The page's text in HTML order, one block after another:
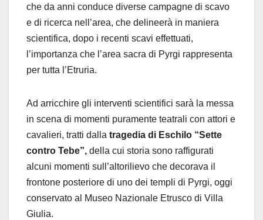
che da anni conduce diverse campagne di scavo
e di ricerca nell’area, che delineerà in maniera
scientifica, dopo i recenti scavi effettuati,
l’importanza che l’area sacra di Pyrgi rappresenta
per tutta l’Etruria.
Ad arricchire gli interventi scientifici sarà la messa
in scena di momenti puramente teatrali con attori e
cavalieri, tratti dalla tragedia di Eschilo “Sette
contro Tebe”, della cui storia sono raffigurati
alcuni momenti sull’altorilievo che decorava il
frontone posteriore di uno dei templi di Pyrgi, oggi
conservato al Museo Nazionale Etrusco di Villa
Giulia.